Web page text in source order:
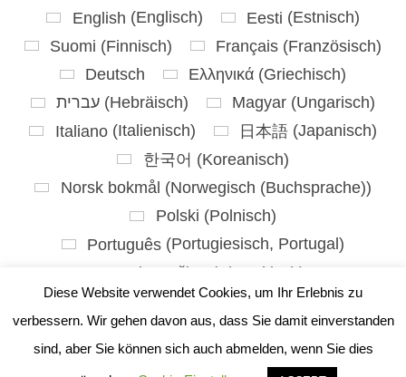
Diese Website verwendet Cookies, um Ihr Erlebnis zu
verbessern. Wir gehen davon aus, dass Sie damit einverstanden
sind, aber Sie können sich auch abmelden, wenn Sie dies
English (Englisch) Eesti (Estnisch)
Suomi (Finnisch) Français (Französisch)
Deutsch
Ελληνικά (Griechisch)
עברית (Hebräisch) Magyar (Ungarisch)
Italiano(Italienisch) 日本語(Japanisch)
한국어 (Koreanisch)
Norsk bokmål (Norwegisch (Buchsprache))
Polski (Polnisch)
Português (Portugiesisch, Portugal)
Slovenčina
(Slowakisch )
Slovenščina(Slowenisch)
Español(Spanisch)
Svenska(Schwedisch)